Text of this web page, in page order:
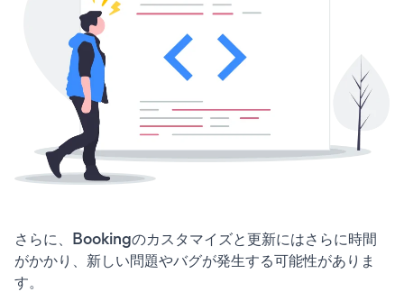
さらに、Bookingのカスタマイズと更新にはさらに時間
がかかり、新しい問題やバグが発生する可能性がありま
す。